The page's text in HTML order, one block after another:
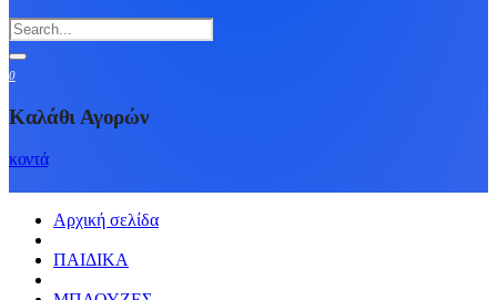
0
Καλάθι Αγορών
κοντά
Αρχική σελίδα
ΠΑΙΔΙΚΑ